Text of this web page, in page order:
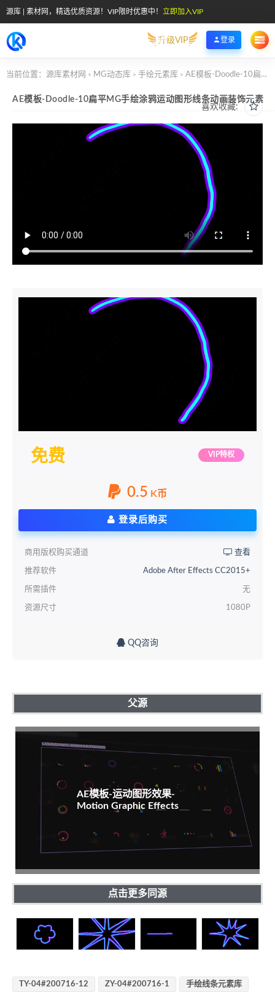
源库 | 素材网，精选优质资源！VIP限时优惠中！ 立即加入VIP
升级VIP 登录
当前位置： 源库素材网 > MG动态库 > 手绘元素库 > AE模板-Doodle-10扁平MG手绘涂鸦运动图形线条动画装饰元素
喜欢收藏:
AE模板-Doodle-10扁平MG手绘涂鸦运动图形线条动画装饰元素
免费 VIP特权
0.5 K币
登录后购买
商用版权购买通道 查看
推荐软件 Adobe After Effects CC2015+
所需插件 无
资源尺寸 1080P
QQ咨询
父源
AE模板-运动图形效果-
Motion Graphic Effects
点击更多同源
TY-04#200716-12 ZY-04#200716-1 手绘线条元素库